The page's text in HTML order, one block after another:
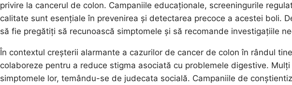
privire la cancerul de colon. Campaniile educaționale, screeningurile
calitate sunt esențiale în prevenirea și detectarea precoce a acestei boli.
să fie pregătiți să recunoască simptomele și să recomande investigațiile
În contextul creșterii alarmante a cazurilor de cancer de colon în rândul
colaboreze pentru a reduce stigma asociată cu problemele digestive.
simptomele lor, temându-se de judecata socială. Campaniile de